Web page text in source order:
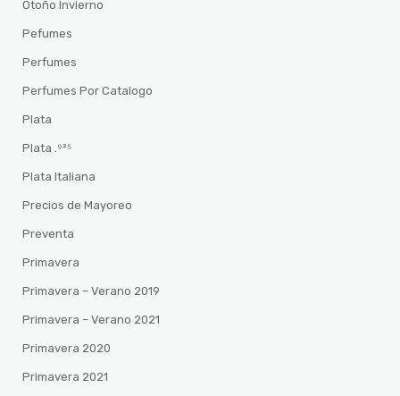
Otoño Invierno
Pefumes
Perfumes
Perfumes Por Catalogo
Plata
Plata .⁹²⁵
Plata Italiana
Precios de Mayoreo
Preventa
Primavera
Primavera – Verano 2019
Primavera – Verano 2021
Primavera 2020
Primavera 2021